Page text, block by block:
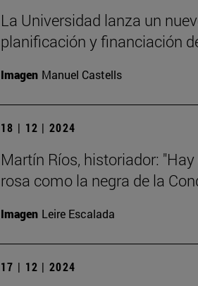
La Universidad lanza un
planificación y financiación
Imagen Manuel Castells
18 | 12 | 2024
Martín Ríos, historiador:
rosa como la negra de la
Imagen Leire Escalada
17 | 12 | 2024